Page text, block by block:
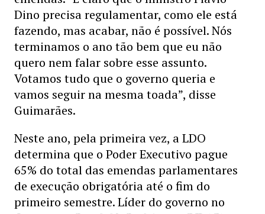
Dino precisa regulamentar, como ele está
fazendo, mas acabar, não é possível. Nós
terminamos o ano tão bem que eu não
quero nem falar sobre esse assunto.
Votamos tudo que o governo queria e
vamos seguir na mesma toada”, disse
Guimarães.
Neste ano, pela primeira vez, a LDO
determina que o Poder Executivo pague
65% do total das emendas parlamentares
de execução obrigatória até o fim do
primeiro semestre. Líder do governo no